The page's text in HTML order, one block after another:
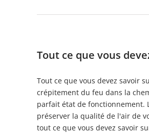
Tout ce que vous
Tout ce que vous devez savoir
crépitement du feu dans la
parfait état de fonctionnement.
préserver la qualité de l'air de
tout ce que vous devez savoir